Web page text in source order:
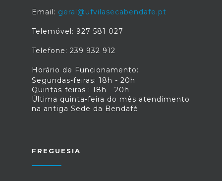
Email: geral@ufvilasecabendafe.pt
Telemóvel: 927 581 027
Telefone: 239 932 912
Horário de Funcionamento:
Segundas-feiras: 18h - 20h
Quintas-feiras : 18h - 20h
Última quinta-feira do mês atendimento
na antiga Sede da Bendafé
FREGUESIA